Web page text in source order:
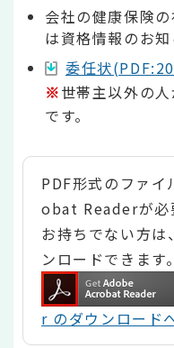
会社の健康保険
は資格情報のお
委任状
※世帯主以外の
です。
PDF形式のファ
obat Readerが必
お持ちでない方
ンロードできます。
r のダウンロード